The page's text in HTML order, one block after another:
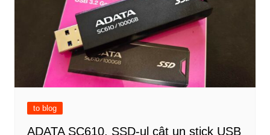
to blog
ADATA SC610, SSD-ul cât un stick USB